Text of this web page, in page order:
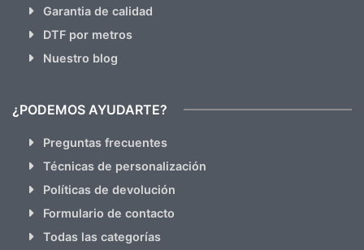
Garantia de calidad
DTF por metros
Nuestro blog
¿PODEMOS AYUDARTE?
Preguntas frecuentes
Técnicas de personalización
Políticas de devolución
Formulario de contacto
Todas las categorías